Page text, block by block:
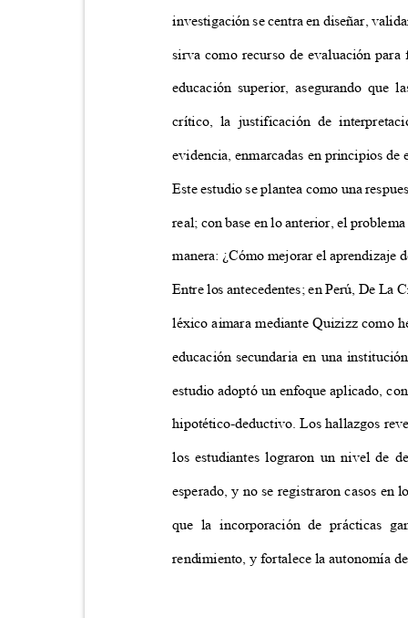
investigación se centra en diseñar,
sirva como recurso de evaluación
educación superior, asegurando que
crítico, la justificación de
evidencia, enmarcadas en principios
Este estudio se plantea como una
real; con base en lo anterior, el
manera: ¿Cómo mejorar el aprendizaje
Entre los antecedentes; en Perú, De La
léxico aimara mediante Quizizz como
educación secundaria en una
estudio adoptó un enfoque aplicado,
hipotético-deductivo. Los hallazgos
los estudiantes lograron un nivel de
esperado, y no se registraron casos
que la incorporación de prácticas
rendimiento, y fortalece la autonomía